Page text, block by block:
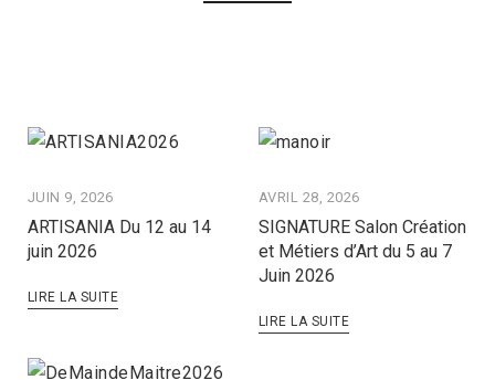
JUIN 9, 2026
ARTISANIA Du 12 au 14
juin 2026
LIRE LA SUITE
AVRIL 28, 2026
SIGNATURE Salon Création
et Métiers d’Art du 5 au 7
Juin 2026
LIRE LA SUITE